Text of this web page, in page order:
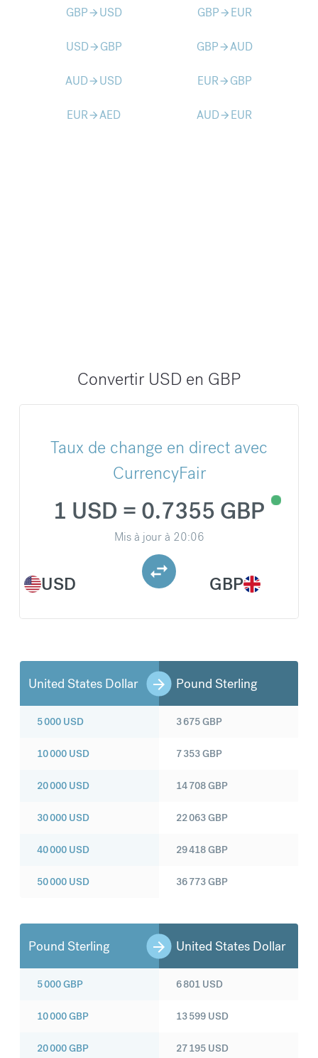
GBParrow_forward USD GBParrow_forward EUR
USDarrow_forward GBP GBParrow_forwardAUD
AUDarrow_forward USD EURarrow_forward GBP
EURarrow_forwardAED AUDarrow_forward EUR
Convertir USD en GBP
Taux de change en direct avec
CurrencyFair
USD
1 USD = 0.7355 GBP
Mis à jour à 20:06
GBP
United States Dollar Pound Sterling
5 000 USD
10 000 USD
20 000 USD
30 000 USD
40 000 USD
50 000 USD
3 675GBP
7 353GBP
14 708GBP
22 063GBP
29 418GBP
36 773GBP
Pound Sterling United States Dollar
5 000GBP
10 000GBP
20 000GBP
6 801 USD
13 599 USD
27 195 USD